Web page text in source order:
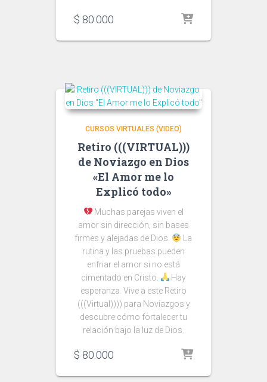
$ 80.000
CURSOS VIRTUALES (VIDEO)
Retiro (((VIRTUAL)))
de Noviazgo en Dios
«El Amor me lo
Explicó todo»
Muchas parejas viven el
amor sin dirección, sin bases
firmes y alejadas de Dios.
La
rutina y las pruebas pueden
enfriar el amor si no está
cimentado en Cristo.
Hay
esperanza. Vive a este Retiro
(((Virtual)))) para Noviazgos y
descubre cómo fortalecer tu
relación bajo la luz de Dios.
$ 80.000